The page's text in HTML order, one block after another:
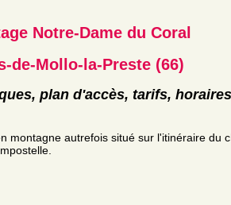
Notre-Dame du Coral
de-Mollo-la-Preste (66)
plan d'accès, tarifs, horaires
montagne autrefois situé sur l'itinéraire du